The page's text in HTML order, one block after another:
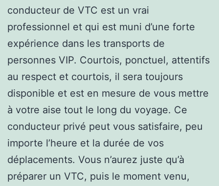
conducteur de VTC est un vrai
professionnel et qui est muni d’une forte
expérience dans les transports de
personnes VIP. Courtois, ponctuel, attentifs
au respect et courtois, il sera toujours
disponible et est en mesure de vous mettre
à votre aise tout le long du voyage. Ce
conducteur privé peut vous satisfaire, peu
importe l’heure et la durée de vos
déplacements. Vous n’aurez juste qu’à
préparer un VTC, puis le moment venu,